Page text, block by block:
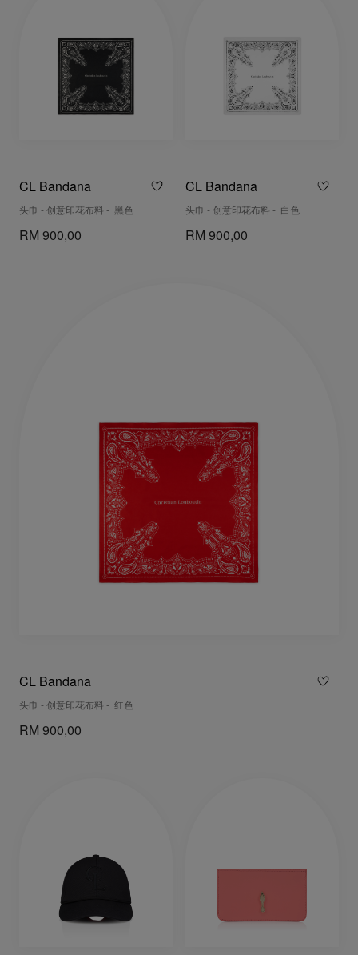
CL Bandana
头巾 - 创意印花布料 - 黑色
RM 900,00
CL Bandana
头巾 - 创意印花布料 - 白色
RM 900,00
CL Bandana
头巾 - 创意印花布料 - 红色
RM 900,00